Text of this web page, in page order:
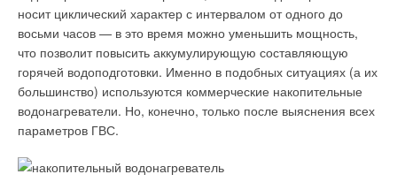
носит циклический характер с интервалом от одного до
восьми часов — в это время можно уменьшить мощность,
что позволит повысить аккумулирующую составляющую
горячей водоподготовки. Именно в подобных ситуациях (а их
большинство) используются коммерческие накопительные
водонагреватели. Но, конечно, только после выяснения всех
параметров ГВС.
Предусмотрены подключение устройств диспетчеризации,
управления двумя отопительными контурами и солнечным
коллектором. Котлы Genus Premium снабжены
вентиляторной горелкой с предварительным смешением
газа и воздуха, обеспечивающей максимальную экономию и
экологическую безопасность из-за высокой эффективности
сжигания топлива.
Плавное электронное зажигание (три ступени) является
Величина небаланса растет с увеличением срока
эксплуатации счетчиков. Отечественная система
организации учета коммунального водопотребления,
состоящая из большого количества федеральных и
региональных нормативных документов, не учитывает тот
факт, что отечественные системы водоснабжения
существенно отличаются от западных значительным
квартирными приборами учета. Для создания эффективной